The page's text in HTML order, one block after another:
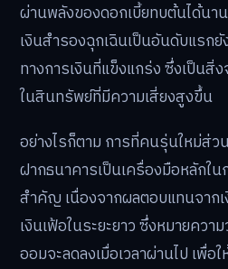
ผ่านพลังของดอกเบี้ยทบต้นได้น
เงินสำรองฉุกเฉินเป็นอันดับแรก
ทางการเงินที่แข็งแกร่ง ซึ่งเป็นสิ่
ในสินทรัพย์ที่มีความเสี่ยงสูงขึ้น
อย่างไรก็ตาม การที่คนรุ่นใหม่ส่
ฝากธนาคารเป็นเครื่องมือหลักใ
สำคัญ เนื่องจากผลตอบแทนจาก
เงินเฟ้อในระยะยาว ซึ่งหมายคว
ออมจะลดลงเมื่อเวลาผ่านไป เพื่อ